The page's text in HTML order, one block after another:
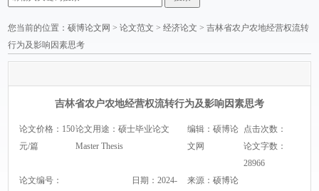
您当前的位置：硕博论文网 >论文范文 >经济论文 > 吉林省农户农地经营权流转
行为及影响因素思考
吉林省农户农地经营权流转行为及影响因素思考
论文价格：150
元/篇
论文用途：硕士毕业论文
Master Thesis
编辑：硕博论
文网
点击次数：
论文字数：
28966
论文编号：
日期：2024-
来源：硕博论